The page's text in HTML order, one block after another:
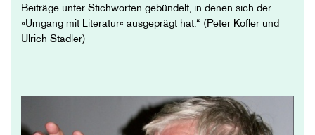
Beiträge unter Stichworten gebündelt, in denen sich der
»Umgang mit Literatur« ausgeprägt hat.“ (Peter Kofler und
Ulrich Stadler)